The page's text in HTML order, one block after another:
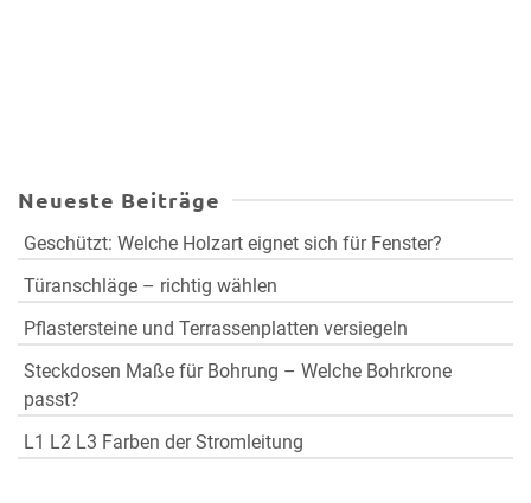
Neueste Beiträge
Geschützt: Welche Holzart eignet sich für Fenster?
Türanschläge – richtig wählen
Pflastersteine und Terrassenplatten versiegeln
Steckdosen Maße für Bohrung – Welche Bohrkrone
passt?
L1 L2 L3 Farben der Stromleitung